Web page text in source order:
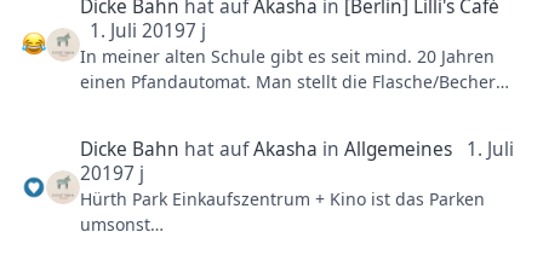
eine Woche vorher zu beobachten um ungefähre
Schätzungen anzustellen!?‍♀️?
Dicke Bahn hat aufAkasha in [Berlin] Lilli's Café
1. Juli 20197 j
In meiner alten Schule gibt es seit mind. 20 Jahren
einen Pfandautomat. Man stellt die Flasche/Becher
wäre es wenn der Pfandautomat die ganze Zeit in
einem furchtbar nervigen Ton mit holländischem
Akzept
Dicke Bahn hat aufAkasha inAllgemeines
1. Juli
20197 j
Hürth Park Einkaufszentrum + Kino ist das Parken
umsonst